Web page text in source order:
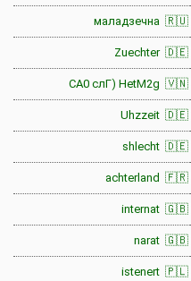
маладзечна 🇷🇺
Zuechter 🇩🇪
СА0 слГ) HetM2g 🇻🇳
Uhzzeit 🇩🇪
shlecht 🇩🇪
achterland 🇫🇷
internat 🇬🇧
narat 🇬🇧
istenert 🇵🇱